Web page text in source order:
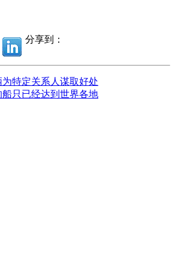
分享到：
为特定关系人谋取好处
船只已经达到世界各地